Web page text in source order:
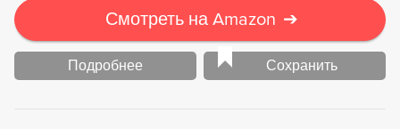
Смотреть на Amazon ➔
Подробнее Сохранить